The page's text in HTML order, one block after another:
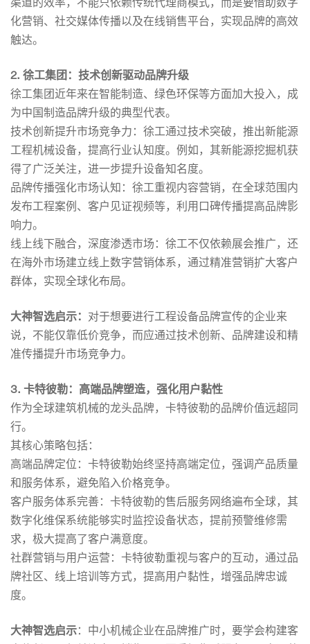
的
风
口
在
哪
里？
化营销、社交媒体传播以及在线销售平台，实现品牌的高效
触达。
2. 徐工集团：技术创新驱动品牌升级
徐工集团近年来在智能制造、绿色环保等方面加大投入，成
为中国制造品牌升级的典型代表。
技术创新提升市场竞争力：徐工通过技术突破，推出新能源
工程机械设备，提高行业认知度。例如，其新能源挖掘机获
得了广泛关注，进一步提升设备知名度。
品牌传播强化市场认知：徐工重视内容营销，在全球范围内
发布工程案例、客户见证视频等，利用口碑传播提高品牌影
响力。
线上线下融合，深度渗透市场：徐工不仅依赖展会推广，还
在海外市场建立线上数字营销体系，通过精准营销扩大客户
群体，实现全球化布局。
大神智选启示： 对于想要进行工程设备品牌宣传的企业来
说，不能仅靠低价竞争，而应通过技术创新、品牌建设和精
准传播提升市场竞争力。
3. 卡特彼勒：高端品牌塑造，强化用户黏性
作为全球建筑机械的龙头品牌，卡特彼勒的品牌价值远超同
行。
其核心策略包括：
高端品牌定位：卡特彼勒始终坚持高端定位，强调产品质量
和服务体系，避免陷入价格竞争。
客户服务体系完善：卡特彼勒的售后服务网络遍布全球，其
数字化维保系统能够实时监控设备状态，提前预警维修需
求，极大提高了客户满意度。
社群营销与用户运营：卡特彼勒重视与客户的互动，通过品
牌社区、线上培训等方式，提高用户黏性，增强品牌忠诚
度。
大神智选启示：中小机械企业在品牌推广时，要学会构建客